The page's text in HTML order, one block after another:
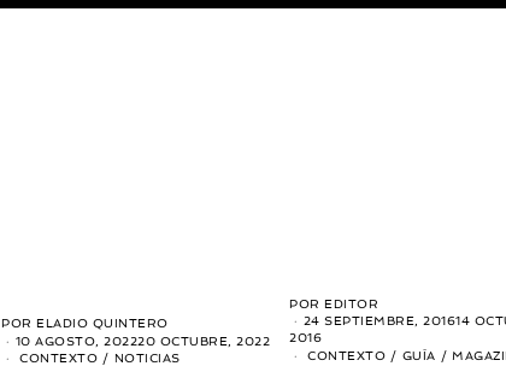
POR ELADIO QUINTERO
10 AGOSTO, 202220 OCTUBRE, 2022
CONTEXTO / NOTICIAS
POR EDITOR
24 SEPTIEMBRE, 201614
2016
CONTEXTO / GUÍA /